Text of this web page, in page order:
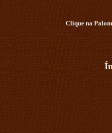
Clique na